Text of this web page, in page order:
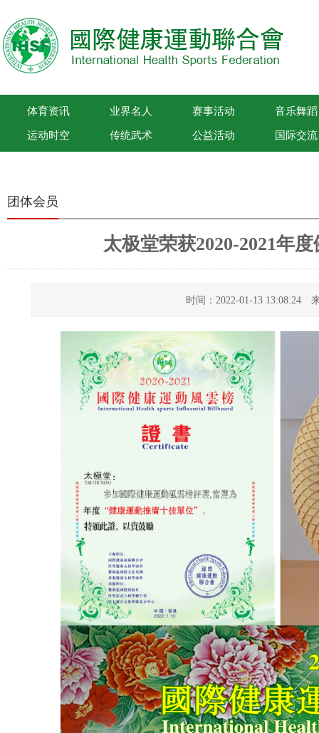
体育资讯 业界名人 赛事活动 音乐舞蹈
运动时空 传统武术 公益活动 国际交流
团体会员
太极堂荣获2020-2021年
时间：2022-01-13 13:08:24